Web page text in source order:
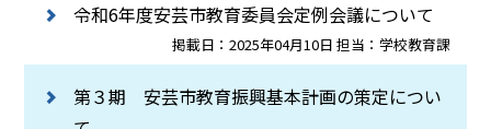
令和6年度安芸市教育委員会定例会議について
掲載日：2025年04月10日 担当：学校教育課
第３期 安芸市教育振興基本計画の策定につい